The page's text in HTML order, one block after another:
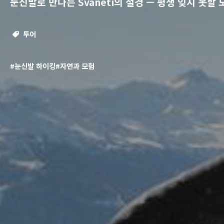
투어
#눈신발 하이킹#자연과 모험